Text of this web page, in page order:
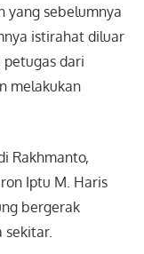
yang sebelumnya
istirahat diluar
dari
melakukan
Rakhmanto,
Iptu M. Haris
bergerak
sekitar.